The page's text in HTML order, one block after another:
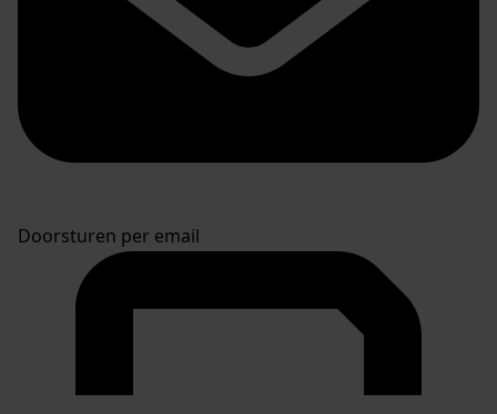
Doorsturen per email